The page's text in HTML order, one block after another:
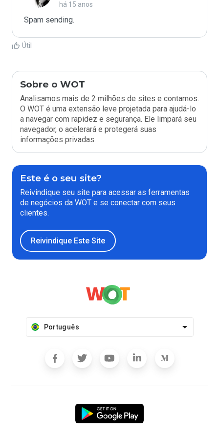
há 15 anos
Spam sending.
Útil
Sobre o WOT
Analisamos mais de 2 milhões de sites e contamos.
O WOT é uma extensão leve projetada para ajudá-lo
a navegar com rapidez e segurança. Ele limpará seu
navegador, o acelerará e protegerá suas
informações privadas.
Este é o seu site?
Reivindique seu site para acessar as ferramentas
de negócios da WOT e se conectar com seus
clientes.
Reivindique Este Site
Português